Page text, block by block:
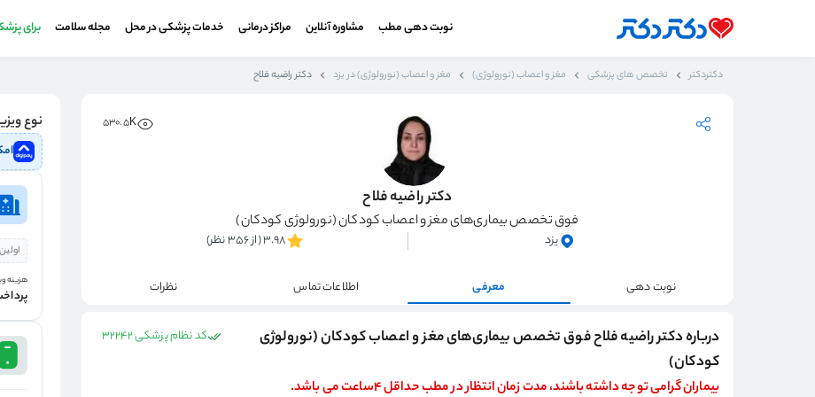
نوبت دهی مطب مشاوره آنلاین مراکز درمانی خدمات پزشکی در محل مجله سلامت برای
دکتردکتر تخصص های پزشکی مغز و اعصاب (نورولوژی) مغز و اعصاب (نورولوژی) در یزد دکتر راضیه فلاح
530.5K
دکتر راضیه فلاح
فوق تخصص بیماری‌های مغز و اعصاب کودکان (نورولوژی کودکان)
یزد 3.98 (از 356 نظر)
نوبت دهی معرفی اطلاعات تماس نظرات
نوع
هزینه
درباره دکتر راضیه فلاح فوق تخصص بیماری‌های مغز و اعصاب کودکان (نورولوژی
کودکان)
کد نظام پزشکی 32242
بیماران گرامی توجه داشته باشند، مدت زمان انتظار در مطب حداقل 4ساعت می باشد.